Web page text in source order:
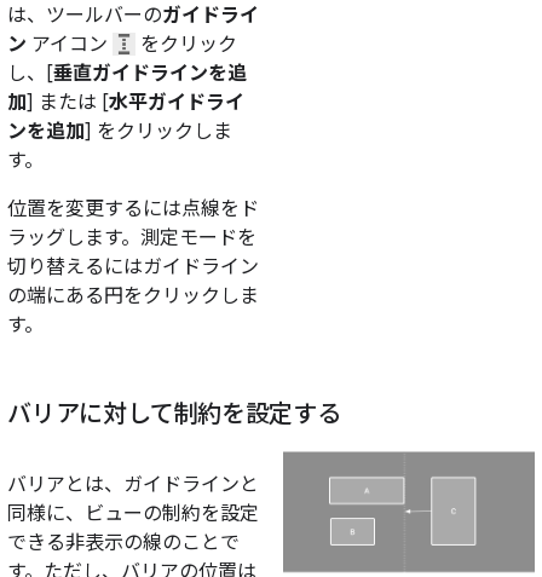
は、ツールバーのガイドライ
ン アイコン
をクリック
し、[垂直ガイドラインを追
加] または [水平ガイドライ
ンを追加] をクリックしま
す。
位置を変更するには点線をド
ラッグします。測定モードを
切り替えるにはガイドライン
の端にある円をクリックしま
す。
バリアに対して制約を設定する
バリアとは、ガイドラインと
同様に、ビューの制約を設定
できる非表示の線のことで
す。ただし、バリアの位置は